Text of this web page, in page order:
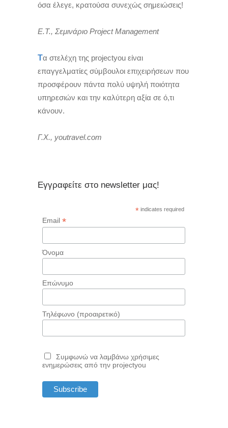
όσα έλεγε, κρατούσα συνεχώς σημειώσεις!
Ε.Τ., Σεμινάριο Project Management
Τα στελέχη της projectyou είναι
επαγγελματίες σύμβουλοι επιχειρήσεων που
προσφέρουν πάντα πολύ υψηλή ποιότητα
υπηρεσιών και την καλύτερη αξία σε ό,τι
κάνουν.
Γ.Χ., youtravel.com
Εγγραφείτε στο newsletter μας!
* indicates required
Email *
Όνομα
Επώνυμο
Τηλέφωνο (προαιρετικό)
Συμφωνώ να λαμβάνω χρήσιμες
ενημερώσεις από την projectyou